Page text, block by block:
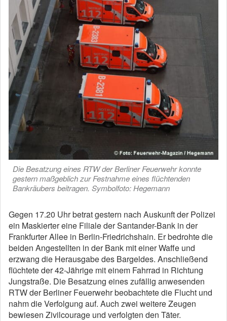
Die Besatzung eines RTW der Berliner Feuerwehr konnte
gestern maßgeblich zur Festnahme eines flüchtenden
Bankräubers beitragen. Symbolfoto: Hegemann
Gegen 17.20 Uhr betrat gestern nach Auskunft der Polizei
ein Maskierter eine Filiale der Santander-Bank in der
Frankfurter Allee in Berlin-Friedrichshain. Er bedrohte die
beiden Angestellten in der Bank mit einer Waffe und
erzwang die Herausgabe des Bargeldes. Anschließend
flüchtete der 42-Jährige mit einem Fahrrad in Richtung
Jungstraße. Die Besatzung eines zufällig anwesenden
RTW der Berliner Feuerwehr beobachtete die Flucht und
nahm die Verfolgung auf. Auch zwei weitere Zeugen
bewiesen Zivilcourage und verfolgten den Täter.